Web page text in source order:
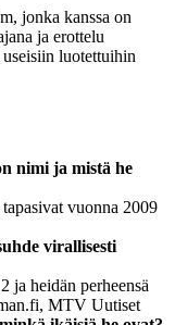
jonka kanssa on
ja erottelu
luotettuihin
nimi ja mistä he
vuonna 2009
virallisesti
heidän perheensä
MTV Uutiset